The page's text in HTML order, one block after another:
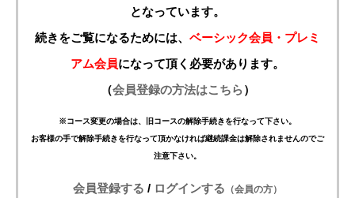
となっています。
続きをご覧になるためには、 ベーシック会員・プレミ
アム会員になって頂く必要があります。
（会員登録の方法はこちら）
※コース変更の場合は、旧コースの解除手続きを行なって下さい。
お客様の手で解除手続きを行なって頂かなければ継続課金は解除されませんのでご
注意下さい。
会員登録する / ログインする （会員の方）